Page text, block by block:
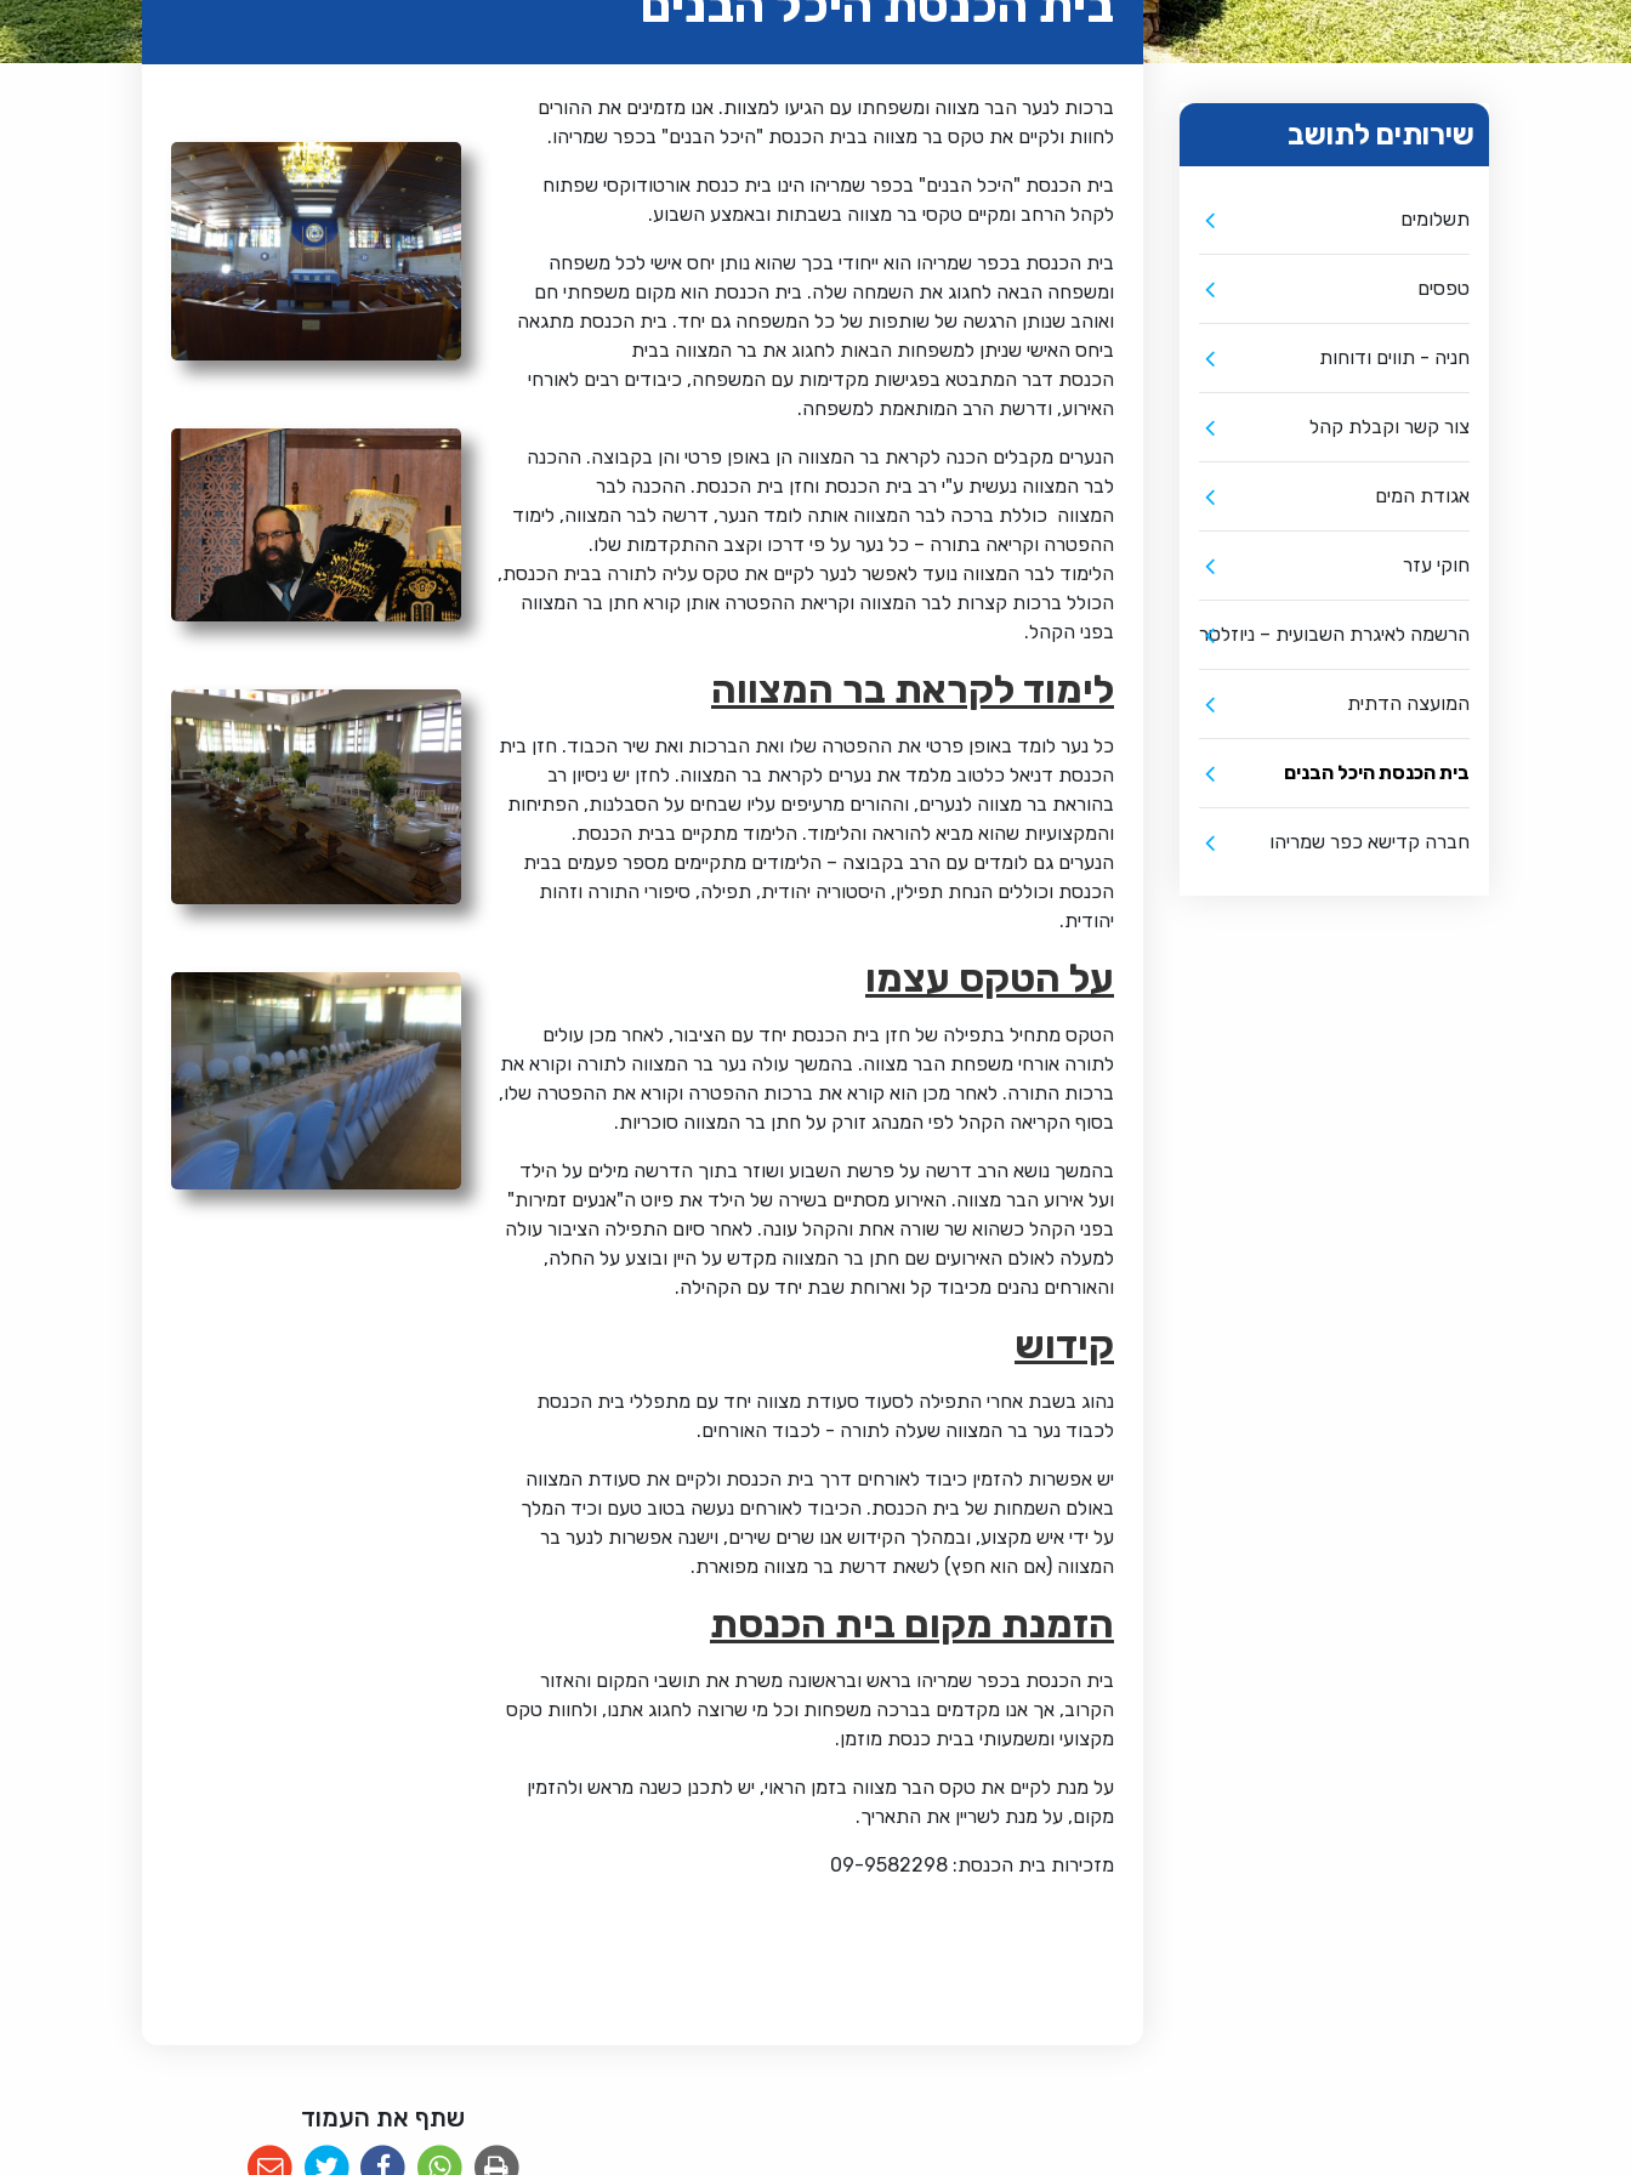
שירותים לתושב
תשלומים
טפסים
חניה - תווים ודוחות
צור קשר וקבלת קהל
אגודת המים
חוקי עזר
הרשמה לאיגרת השבועית – ניוזלטר
המועצה הדתית
בית הכנסת היכל הבנים
חברה קדישא כפר שמריהו
ברכות לנער הבר מצווה ומשפחתו עם הגיעו למצוות. אנו מזמינים את ההורים
לחוות ולקיים את טקס בר מצווה בבית הכנסת "היכל הבנים" בכפר שמריהו.
בית הכנסת "היכל הבנים" בכפר שמריהו הינו בית כנסת אורטודוקסי שפתוח
לקהל הרחב ומקיים טקסי בר מצווה בשבתות ובאמצע השבוע.
בית הכנסת בכפר שמריהו הוא ייחודי בכך שהוא נותן יחס אישי לכל משפחה
ומשפחה הבאה לחגוג את השמחה שלה. בית הכנסת הוא מקום משפחתי חם
ואוהב שנותן הרגשה של שותפות של כל המשפחה גם יחד. בית הכנסת מתגאה
ביחס האישי שניתן למשפחות הבאות לחגוג את בר המצווה בבית
הכנסת דבר המתבטא בפגישות מקדימות עם המשפחה, כיבודים רבים לאורחי
האירוע, ודרשת הרב המותאמת למשפחה.
הנערים מקבלים הכנה לקראת בר המצווה הן באופן פרטי והן בקבוצה. ההכנה
לבר המצווה נעשית ע"י רב בית הכנסת וחזן בית הכנסת. ההכנה לבר
המצווה כוללת ברכה לבר המצווה אותה לומד הנער, דרשה לבר המצווה, לימוד
ההפטרה וקריאה בתורה – כל נער על פי דרכו וקצב ההתקדמות שלו.
הלימוד לבר המצווה נועד לאפשר לנער לקיים את טקס עליה לתורה בבית הכנסת,
הכולל ברכות קצרות לבר המצווה וקריאת ההפטרה אותן קורא חתן בר המצווה
בפני הקהל.
לימוד לקראת בר המצווה
כל נער לומד באופן פרטי את ההפטרה שלו ואת הברכות ואת שיר הכבוד. חזן בית
הכנסת דניאל כלטוב מלמד את נערים לקראת בר המצווה. לחזן יש ניסיון רב
בהוראת בר מצווה לנערים, וההורים מרעיפים עליו שבחים על הסבלנות, הפתיחות
והמקצועיות שהוא מביא להוראה והלימוד. הלימוד מתקיים בבית הכנסת.
הנערים גם לומדים עם הרב בקבוצה – הלימודים מתקיימים מספר פעמים בבית
הכנסת וכוללים הנחת תפילין, היסטוריה יהודית, תפילה, סיפורי התורה וזהות
יהודית.
על הטקס עצמו
הטקס מתחיל בתפילה של חזן בית הכנסת יחד עם הציבור, לאחר מכן עולים
לתורה אורחי משפחת הבר מצווה. בהמשך עולה נער בר המצווה לתורה וקורא את
ברכות התורה. לאחר מכן הוא קורא את ברכות ההפטרה וקורא את ההפטרה שלו,
בסוף הקריאה הקהל לפי המנהג זורק על חתן בר המצווה סוכריות.
בהמשך נושא הרב דרשה על פרשת השבוע ושוזר בתוך הדרשה מילים על הילד
ועל אירוע הבר מצווה. האירוע מסתיים בשירה של הילד את פיוט ה"אנעים זמירות"
בפני הקהל כשהוא שר שורה אחת והקהל עונה. לאחר סיום התפילה הציבור עולה
למעלה לאולם האירועים שם חתן בר המצווה מקדש על היין ובוצע על החלה,
והאורחים נהנים מכיבוד קל וארוחת שבת יחד עם הקהילה.
קידוש
נהוג בשבת אחרי התפילה לסעוד סעודת מצווה יחד עם מתפללי בית הכנסת
לכבוד נער בר המצווה שעלה לתורה - לכבוד האורחים.
יש אפשרות להזמין כיבוד לאורחים דרך בית הכנסת ולקיים את סעודת המצווה
באולם השמחות של בית הכנסת. הכיבוד לאורחים נעשה בטוב טעם וכיד המלך
על ידי איש מקצוע, ובמהלך הקידוש אנו שרים שירים, וישנה אפשרות לנער בר
המצווה (אם הוא חפץ) לשאת דרשת בר מצווה מפוארת.
הזמנת מקום בית הכנסת
בית הכנסת בכפר שמריהו בראש ובראשונה משרת את תושבי המקום והאזור
הקרוב, אך אנו מקדמים בברכה משפחות וכל מי שרוצה לחגוג אתנו, ולחוות טקס
מקצועי ומשמעותי בבית כנסת מוזמן.
על מנת לקיים את טקס הבר מצווה בזמן הראוי, יש לתכנן כשנה מראש ולהזמין
מקום, על מנת לשריין את התאריך.
מזכירות בית הכנסת: 8 09-958229
שתף את העמוד